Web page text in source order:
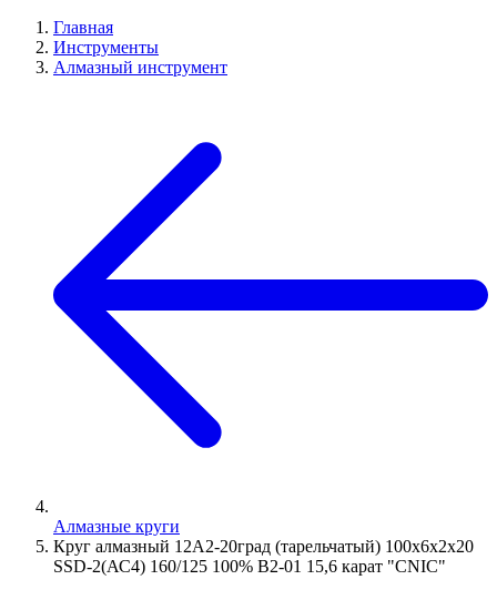
Главная
Инструменты
Алмазный инструмент
Алмазные круги
Круг алмазный 12А2-20град (тарельчатый) 100х6х2х20
SSD-2(АС4) 160/125 100% В2-01 15,6 карат "CNIC"